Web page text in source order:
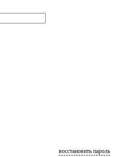
восстановить пароль